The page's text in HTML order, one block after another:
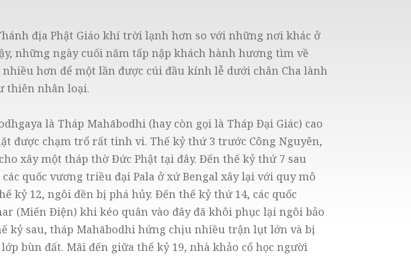
địa Phật Giáo khí trời lạnh hơn so với những nơi khác ở
những ngày cuối năm tấp nập khách hành hương tìm về
nhiều hơn để một lần được cúi đầu kính lễ dưới chân Cha lành
thiên nhân loại.
là Tháp Mahābodhi (hay còn gọi là Tháp Đại Giác) cao
được chạm trổ rất tinh vi. Thế kỷ thứ 3 trước Công Nguyên,
xây một tháp thờ Đức Phật tại đây. Đến thế kỷ thứ 7 sau
các quốc vương triều đại Pala ở xứ Bengal xây lại với quy mô
kỷ 12, ngôi đền bị phá hủy. Đến thế kỷ thứ 14, các quốc
(Miến Điện) khi kéo quân vào đây đã khôi phục lại ngôi bảo
kỷ sau, tháp Mahābodhi hứng chịu nhiều trận lụt lớn và bị
bùn đất. Mãi đến giữa thế kỷ 19, nhà khảo cổ học người